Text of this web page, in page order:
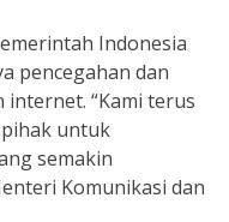
Indonesia
pencegahan dan
“Kami terus
untuk
semakin
Komunikasi dan